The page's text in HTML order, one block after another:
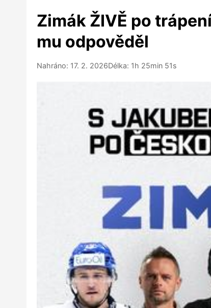
Zimák ŽIVĚ po
mu odpověděl
Nahráno: 17. 2. 2026Délka: 1h 25min 51s